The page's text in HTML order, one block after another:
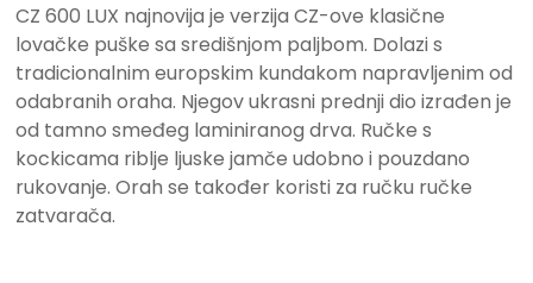
CZ 600 LUX najnovija je verzija CZ-ove klasične
lovačke puške sa središnjom paljbom. Dolazi s
tradicionalnim europskim kundakom napravljenim od
odabranih oraha. Njegov ukrasni prednji dio izrađen je
od tamno smeđeg laminiranog drva. Ručke s
kockicama riblje ljuske jamče udobno i pouzdano
rukovanje. Orah se također koristi za ručku ručke
zatvarača.